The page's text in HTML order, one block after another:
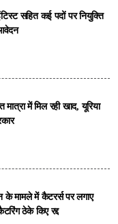
सहित कई पदों पर नियुक्ति
मात्रा में मिल रही खाद, यूरिया
के मामले में कैटरर्स पर लगाए
ठेके किए रद्द